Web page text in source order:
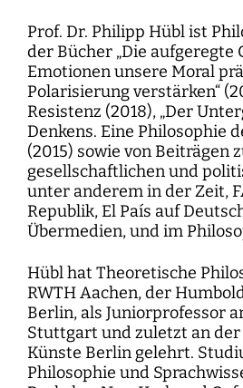
Prof. Dr. Philipp Hübl ist
der Bücher „Die aufgeregte
Emotionen unsere Moral
Polarisierung verstärken“
Resistenz (2018), „Der
Denkens. Eine Philosophie
(2015) sowie von Beiträgen
gesellschaftlichen und
unter anderem in der Zeit,
Republik, El País auf
Übermedien, und im
Hübl hat Theoretische
RWTH Aachen, der
Berlin, als Juniorprofessor
Stuttgart und zuletzt an
Künste Berlin gelehrt.
Philosophie und